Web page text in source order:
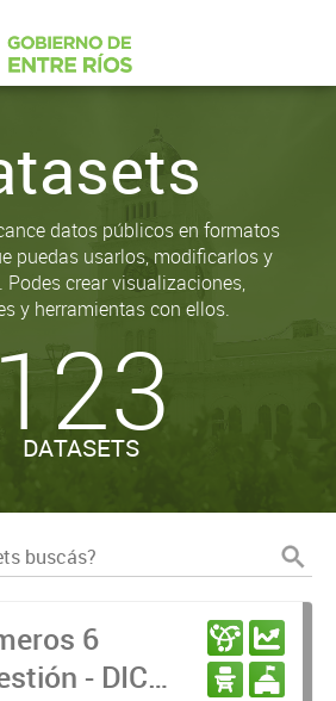
datos públicos en formatos
puedas usarlos, modificarlos y
crear visualizaciones,
y herramientas con ellos.
123
DATASETS
6
- DIC